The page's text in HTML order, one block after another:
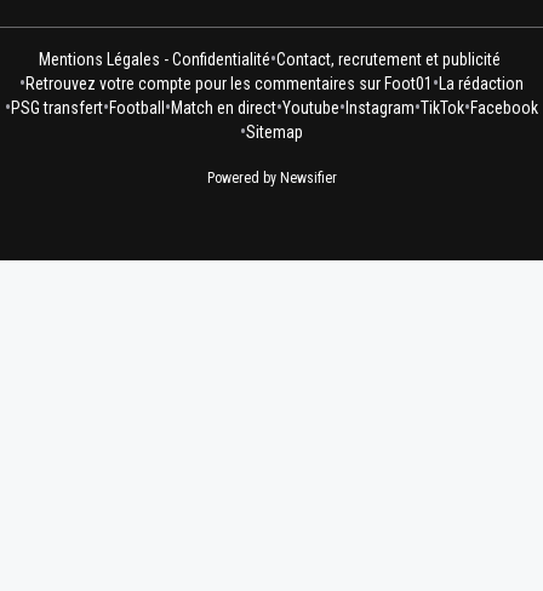
Mentions Légales - Confidentialité•Contact, recrutement et publicité
•Retrouvez votre compte pour les commentaires sur Foot01 • La rédaction
•PSG transfert•Football •Match en direct•Youtube• Instagram•TikTok•Facebook
•Sitemap
Powered by Newsifier